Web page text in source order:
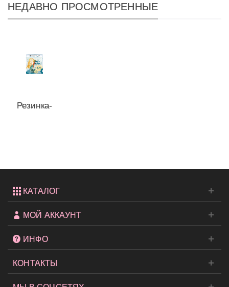
НЕДАВНО ПРОСМОТРЕННЫЕ
Резинка-
КАТАЛОГ
МОЙ АККАУНТ
ИНФО
КОНТАКТЫ